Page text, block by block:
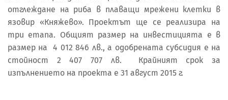
отглеждане на риба в плаващи мрежени клетки в
язовир «Княжево». Проектът ще се реализира на
три етапа. Общият размер на инвестицията е в
размер на 4 012 846 лв., а одобрената субсидия е на
стойност 2 407 707 лв. Крайният срок за
изпълнението на проекта е 31 август 2015 г.